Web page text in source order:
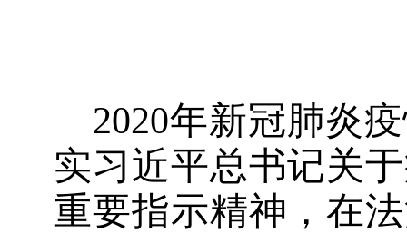
2020年新冠肺炎
实习近平总书记关
重要指示精神，在